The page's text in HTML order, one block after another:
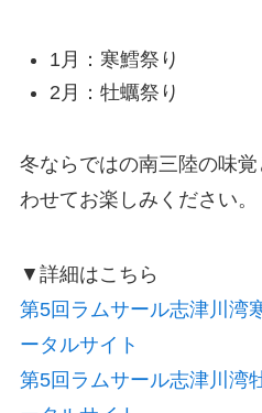
1月：寒鱈祭り
2月：牡蠣祭り
冬ならではの南三陸の味
わせてお楽しみください。
▼詳細はこちら
第5回ラムサール志津川湾
ータルサイト
第5回ラムサール志津川湾